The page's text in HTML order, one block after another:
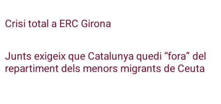
Crisi total a ERC Girona
Junts exigeix que Catalunya quedi “fora” del
repartiment dels menors migrants de Ceuta